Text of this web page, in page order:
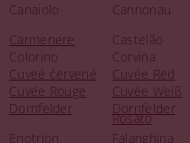
Canaiolo
Cannonau
Carmenere
Castelão
Colorino
Corvina
Cuveé červené
Cuvée Red
Cuvée Rouge
Cuvée Weiß
Dornfelder Dornfelder
Rosato
Enotrion
Falanghina